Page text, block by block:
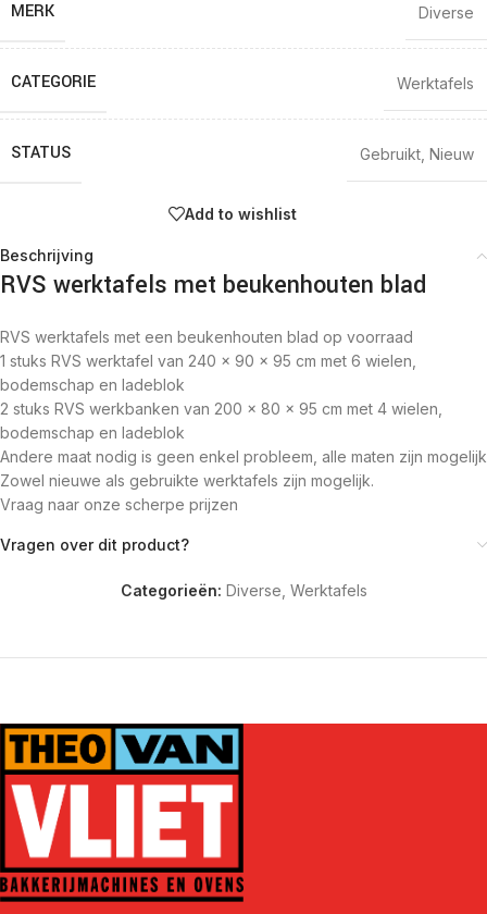
MERK Diverse
CATEGORIE Werktafels
STATUS Gebruikt Nieuw
Add to wishlist
Beschrijving
RVS werktafels met beukenhouten blad
RVS werktafels met een beukenhouten blad op voorraad
1 stuks RVS werktafel van 240 x 90 x 95 cm met 6 wielen,
bodemschap en ladeblok
2 stuks RVS werkbanken van 200 x 80 x 95 cm met 4 wielen,
bodemschap en ladeblok
Andere maat nodig is geen enkel probleem, alle maten zijn mogelijk
Zowel nieuwe als gebruikte werktafels zijn mogelijk.
Vraag naar onze scherpe prijzen
Vragen over dit product?
Categorieën: Diverse Werktafels